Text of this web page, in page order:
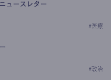
ュースレター
# 医療
#政治